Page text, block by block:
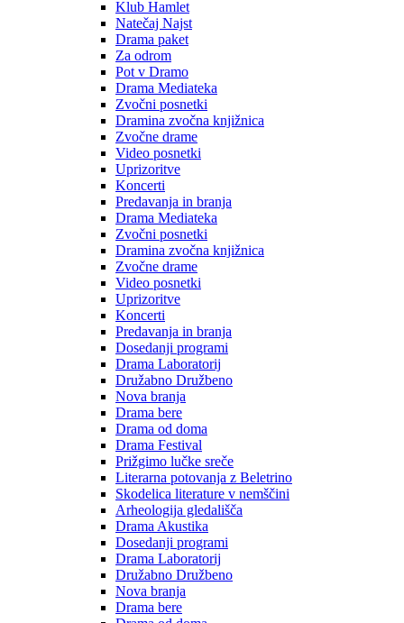
Klub Hamlet
Natečaj Najst
Drama paket
Za odrom
Pot v Dramo
Drama Mediateka
Zvočni posnetki
Dramina zvočna knjižnica
Zvočne drame
Video posnetki
Uprizoritve
Koncerti
Predavanja in branja
Drama Mediateka
Zvočni posnetki
Dramina zvočna knjižnica
Zvočne drame
Video posnetki
Uprizoritve
Koncerti
Predavanja in branja
Dosedanji programi
Drama Laboratorij
Družabno Družbeno
Nova branja
Drama bere
Drama od doma
Drama Festival
Prižgimo lučke sreče
Literarna potovanja z Beletrino
Skodelica literature v nemščini
Arheologija gledališča
Drama Akustika
Dosedanji programi
Drama Laboratorij
Družabno Družbeno
Nova branja
Drama bere